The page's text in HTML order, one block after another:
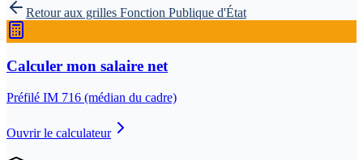
Retour aux grilles Fonction Publique d'État
Calculer mon salaire net
Préfilé IM 716 (médian du cadre)
Ouvrir le calculateur